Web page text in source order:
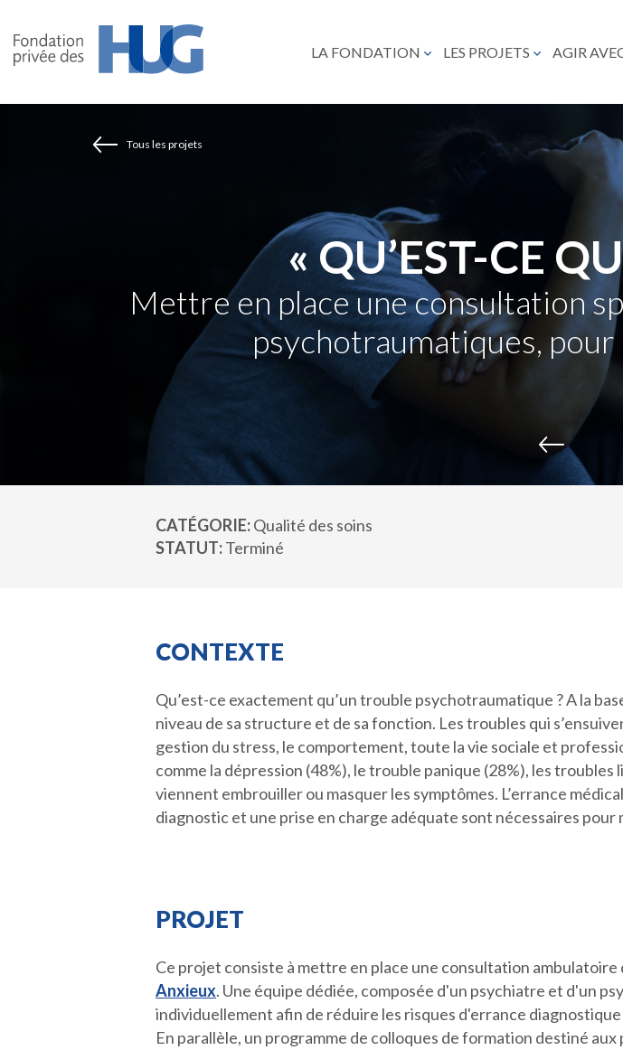
au
contenu
LA FONDATION LES PROJETS AGIR
Tous les projets
« QU’EST-CE
Mettre en place une consultation
psychotraumatiques,
CATÉGORIE Qualité des soins
STATUT Terminé
CONTEXTE
Qu’est-ce exactement qu’un trouble psychotraumatique ? A la
niveau de sa structure et de sa fonction. Les troubles qui
gestion du stress, le comportement, toute la vie sociale et
comme la dépression (48%), le trouble panique (28%), les
viennent embrouiller ou masquer les symptômes. L’errance
diagnostic et une prise en charge adéquate sont nécessaires pour
PROJET
Ce projet consiste à mettre en place une consultation
Anxieux. Une équipe dédiée, composée d'un psychiatre et d'un
individuellement afin de réduire les risques d'errance
En parallèle, un programme de colloques de formation destiné